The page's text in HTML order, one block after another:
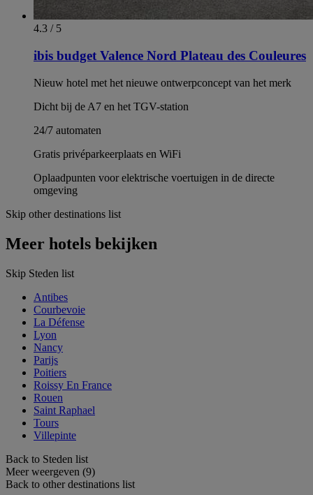
4.3 / 5
ibis budget Valence Nord Plateau des Couleures
Nieuw hotel met het nieuwe ontwerpconcept van het merk
Dicht bij de A7 en het TGV-station
24/7 automaten
Gratis privéparkeerplaats en WiFi
Oplaadpunten voor elektrische voertuigen in de directe
omgeving
Skip other destinations list
Meer hotels bekijken
Skip Steden list
Antibes
Courbevoie
La Défense
Lyon
Nancy
Parijs
Poitiers
Roissy En France
Rouen
Saint Raphael
Tours
Villepinte
Back to Steden list
Meer weergeven (9)
Back to other destinations list